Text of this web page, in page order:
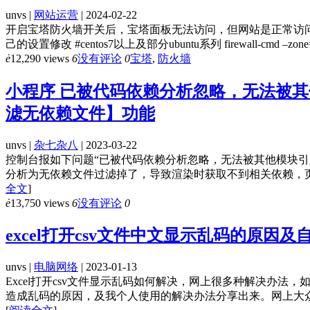
unvs | 网站运营 | 2024-02-22
开启宝塔防火墙开关后，宝塔面板无法访问，但网站是正常
己的设置修改 #centos7以上及部分ubuntu系列 firewall-cmd
ė12,290 views 6没有评论 0宝塔, 防火墙
小程序 已被代码依赖分析忽略，无法被
滤无依赖文件】功能
unvs | 杂七杂八 | 2023-03-22
控制台报如下问题“已被代码依赖分析忽略，无法被其他模块
分析为无依赖文件过滤掉了，导致渲染时获取不到相关依赖
全文]
ė13,750 views 6没有评论 0
excel打开csv文件中文显示乱码的原因及
unvs | 电脑网络 | 2023-01-13
Excel打开csv文件显示乱码如何解决，网上很多种解决办法
造成乱码的原因，及我个人使用的解决办法分享出来。网上